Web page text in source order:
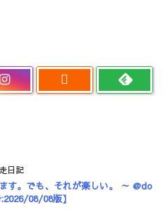

日記
す。でも、それが楽しい。 ～ @do
08/08版】